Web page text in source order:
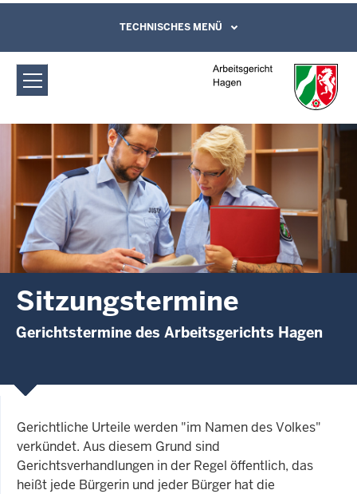
Arbeitsgericht Hagen: Sitzungstermine
Direkt zum Inhalt
Leichte Sprache, Gebärdensprachenvideo
und Kontaktformular
TECHNISCHES MENÜ
Sitzungstermine
Gerichtstermine des Arbeitsgerichts Hagen
Gerichtliche Urteile werden "im Namen des Volkes"
verkündet. Aus diesem Grund sind
Gerichtsverhandlungen in der Regel öffentlich, das
heißt jede Bürgerin und jeder Bürger hat die